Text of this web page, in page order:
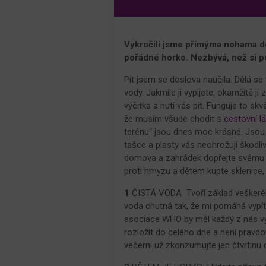
Vykročili jsme přímýma nohama
pořádné horko. Nezbývá, než si
Pít jsem se doslova naučila. Dělá
vody. Jakmile ji vypijete, okamžitě ji
výčitka a nutí vás pít. Funguje to
že musím všude chodit s cestovní
terénu“ jsou dnes moc krásné.
tašce a plasty vás neohrožují
domova a zahrádek dopřejte
proti hmyzu a dětem kupte
1 ČISTÁ VODA Tvoří základ
voda chutná tak, že mi pomáhá
asociace WHO by měl každý z nás
rozložit do celého dne a není
večerní už zkonzumujte jen čtvrtinu